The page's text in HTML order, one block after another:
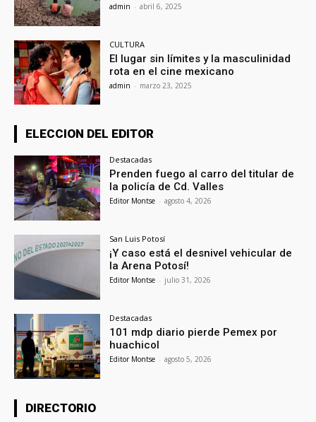
admin - abril 6, 2025
CULTURA
El lugar sin límites y la masculinidad
rota en el cine mexicano
admin - marzo 23, 2025
ELECCION DEL EDITOR
Destacadas
Prenden fuego al carro del titular de
la policía de Cd. Valles
Editor Montse - agosto 4, 2026
San Luis Potosí
¡Y caso está el desnivel vehicular de
la Arena Potosí!
Editor Montse - julio 31, 2026
Destacadas
101 mdp diario pierde Pemex por
huachicol
Editor Montse - agosto 5, 2026
DIRECTORIO